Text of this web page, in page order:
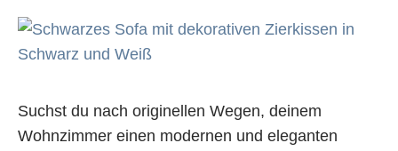
Suchst du nach originellen Wegen, deinem
Wohnzimmer einen modernen und eleganten